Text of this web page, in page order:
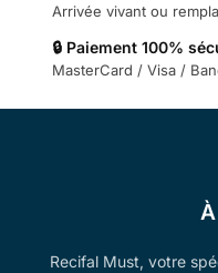
Arrivée vivant ou
🔒 Paiement 100%
MasterCard / Visa /
Recifal Must, votre